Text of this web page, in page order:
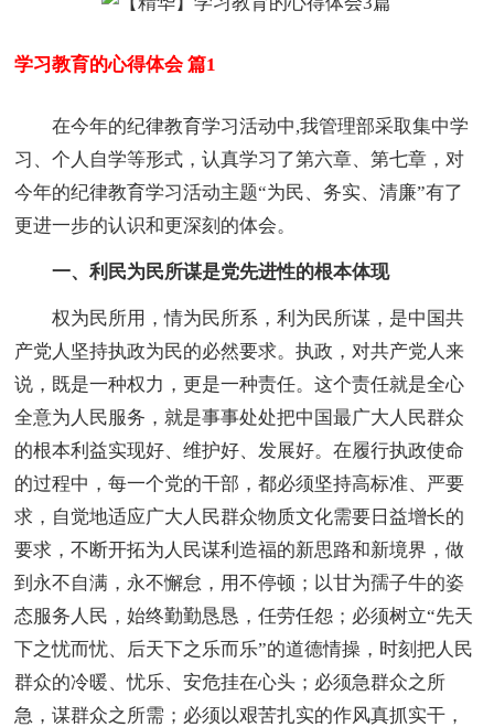
学习教育的心得体会 篇1
在今年的纪律教育学习活动中,我管理部采取集中学
习、个人自学等形式，认真学习了第六章、第七章，对
今年的纪律教育学习活动主题“为民、务实、清廉”有了
更进一步的认识和更深刻的体会。
一、利民为民所谋是党先进性的根本体现
权为民所用，情为民所系，利为民所谋，是中国共
产党人坚持执政为民的必然要求。执政，对共产党人来
说，既是一种权力，更是一种责任。这个责任就是全心
全意为人民服务，就是事事处处把中国最广大人民群众
的根本利益实现好、维护好、发展好。在履行执政使命
的过程中，每一个党的干部，都必须坚持高标准、严要
求，自觉地适应广大人民群众物质文化需要日益增长的
要求，不断开拓为人民谋利造福的新思路和新境界，做
到永不自满，永不懈怠，用不停顿；以甘为孺子牛的姿
态服务人民，始终勤勤恳恳，任劳任怨；必须树立“先天
下之忧而忧、后天下之乐而乐”的道德情操，时刻把人民
群众的冷暖、忧乐、安危挂在心头；必须急群众之所
急，谋群众之所需；必须以艰苦扎实的作风真抓实干，